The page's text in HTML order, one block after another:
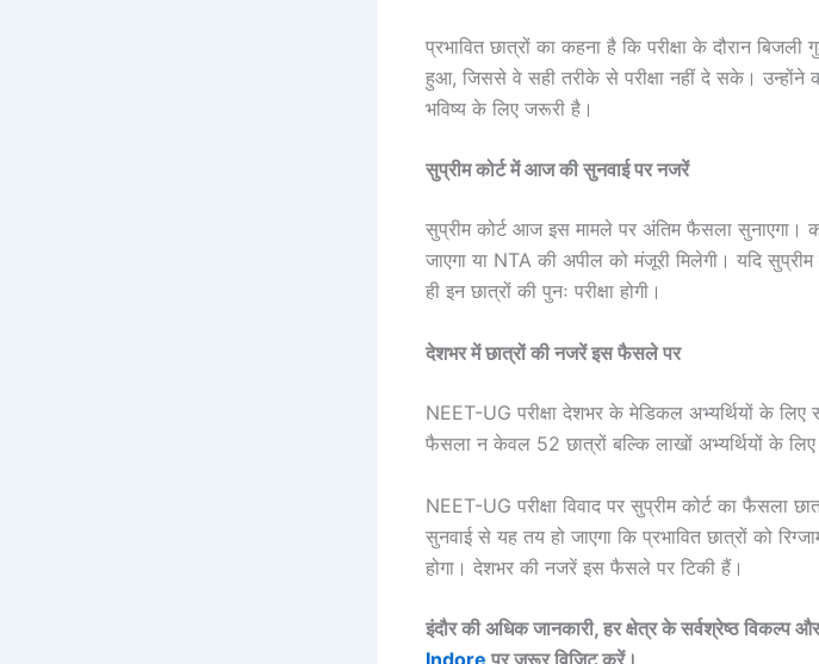
प्रभावित छात्रों का कहना है कि परीक्षा के दौरान
हुआ, जिससे वे सही तरीके से परीक्षा नहीं दे सके। उन्होंने
भविष्य के लिए जरूरी है।
सुप्रीम कोर्ट में आज की सुनवाई पर नजरें
सुप्रीम कोर्ट आज इस मामले पर अंतिम फैसला सुनाएगा।
जाएगा या NTA की अपील को मंजूरी मिलेगी। यदि
ही इन छात्रों की पुनः परीक्षा होगी।
देशभर में छात्रों की नजरें इस फैसले पर
NEET-UG परीक्षा देशभर के मेडिकल अभ्यर्थियों के लिए
फैसला न केवल 52 छात्रों बल्कि लाखों अभ्यर्थियों के लिए
NEET-UG परीक्षा विवाद पर सुप्रीम कोर्ट का फैसला
सुनवाई से यह तय हो जाएगा कि प्रभावित छात्रों को
होगा। देशभर की नजरें इस फैसले पर टिकी हैं।
इंदौर की अधिक जानकारी, हर क्षेत्र के सर्वश्रेष्ठ विकल्प